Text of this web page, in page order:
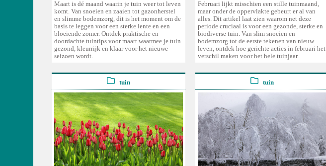
Maart is dé maand waarin je tuin weer tot leven
komt. Van snoeien en zaaien tot gazonherstel
en slimme bodemzorg, dit is het moment om de
basis te leggen voor een sterke lente en een
bloeiende zomer. Ontdek praktische en
doordachte tuintips voor maart waarmee je tuin
gezond, kleurrijk en klaar voor het nieuwe
seizoen wordt.
Februari lijkt misschien een stille tuinmaand,
maar onder de oppervlakte gebeurt er al van
alles. Dit artikel laat zien waarom net deze
periode cruciaal is voor een gezonde, sterke en
biodiverse tuin. Van slim snoeien en
bodemzorg tot de eerste tekenen van nieuw
leven, ontdek hoe gerichte acties in februari het
verschil maken voor het hele tuinjaar.
tuin tuin